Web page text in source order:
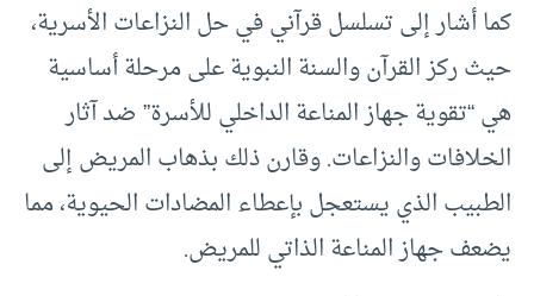
كما أشار إلى تسلسل قرآني في حل النزاعات الأسرية،
حيث ركز القرآن والسنة النبوية على مرحلة أساسية
هي “تقوية جهاز المناعة الداخلي للأسرة” ضد آثار
الخلافات والنزاعات. وقارن ذلك بذهاب المريض إلى
الطبيب الذي يستعجل بإعطاء المضادات الحيوية، مما
يضعف جهاز المناعة الذاتي للمريض.